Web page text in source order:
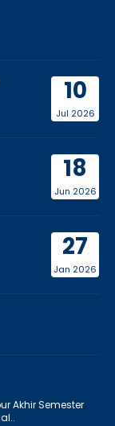
10
Jul 2026
18
Jun 2026
27
Jan 2026
Akhir Semester